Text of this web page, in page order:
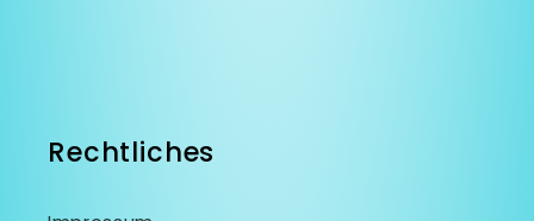
Rechtliches